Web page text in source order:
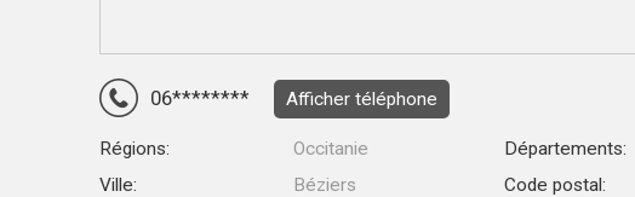
06******** Afficher téléphone
Régions: Occitanie Départements:
Ville:
Béziers Code postal: